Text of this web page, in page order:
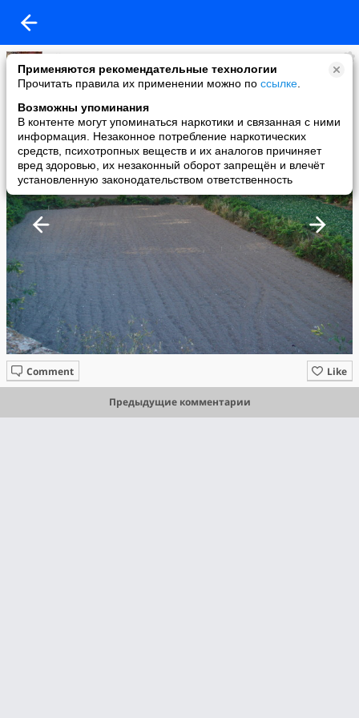
Применяются рекомендательные технологии
Прочитать правила их применении можно по ссылке
Возможны упоминания
В контенте могут упоминаться наркотики и связанная с ними
информация. Незаконное потребление наркотических
средств, психотропных веществ и их аналогов причиняет
вред здоровью, их незаконный оборот запрещён и влечёт
установленную законодательством ответственность
Djim
added a photo
31 May в 02:23
Like
Comment
Предыдущие комментарии